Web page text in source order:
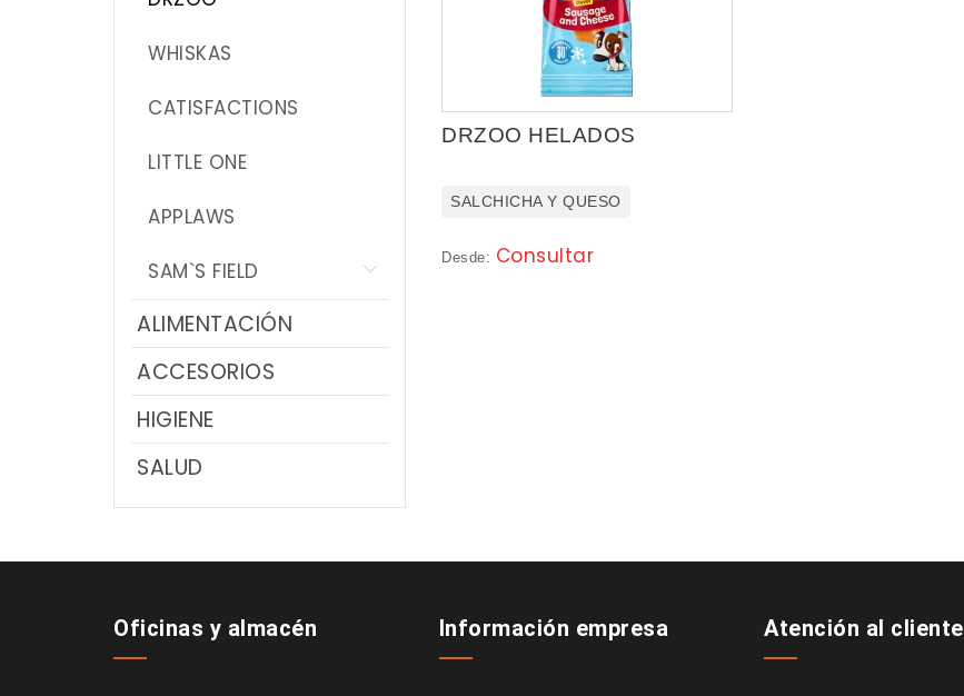
ALIMENTACIÓN
PROMOCIONES
WHISKAS
CATISFACTIONS
LITTLE ONE
APPLAWS
SAM`S FIELD
ALIMENTACIÓN
ACCESORIOS
HIGIENE
SALUD
DRZOO HELADOS
SALCHICHA Y QUESO
Desde: Consultar
Oficinas y almacén Información empresa Atención al cliente